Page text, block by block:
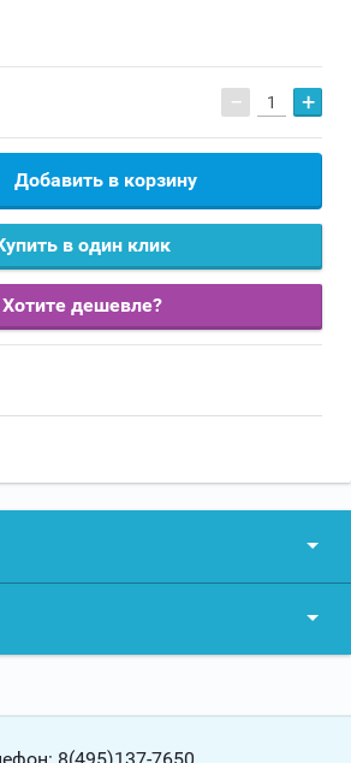
− +
Добавить в корзину
в один клик
Хотите дешевле?